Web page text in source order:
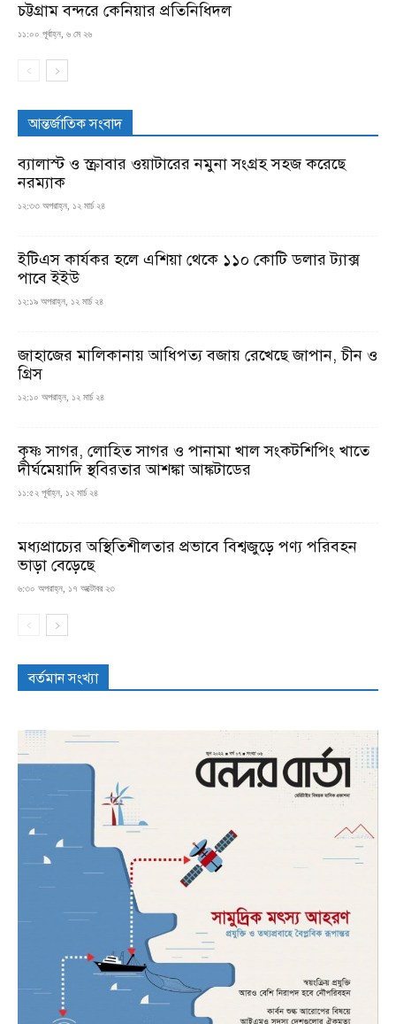
চট্টগ্রাম বন্দরে কেনিয়ার প্রতিনিধিদল
১১:০০ পূর্বাহ্ন, ৬ মে ২৬
আন্তর্জাতিক সংবাদ
ব্যালাস্ট ও স্ক্রাবার ওয়াটারের নমুনা সংগ্রহ সহজ করেছে
নরম্যাক
১২:৩৩ অপরাহ্ন, ১২ মার্চ ২৪
ইটিএস কার্যকর হলে এশিয়া থেকে ১১০ কোটি ডলার ট্যাক্স
পাবে ইইউ
১২:১৯ অপরাহ্ন, ১২ মার্চ ২৪
জাহাজের মালিকানায় আধিপত্য বজায় রেখেছে জাপান, চীন ও
গ্রিস
১২:১০ অপরাহ্ন, ১২ মার্চ ২৪
কৃষ্ণ সাগর, লোহিত সাগর ও পানামা খাল সংকটশিপিং খাতে
দীর্ঘমেয়াদি স্থবিরতার আশঙ্কা আঙ্কটাডের
১১:৫২ পূর্বাহ্ন, ১২ মার্চ ২৪
মধ্যপ্রাচ্যের অস্থিতিশীলতার প্রভাবে বিশ্বজুড়ে পণ্য পরিবহন
ভাড়া বেড়েছে
৬:৩০ অপরাহ্ন, ১৭ অক্টোবর ২৩
বর্তমান সংখ্যা